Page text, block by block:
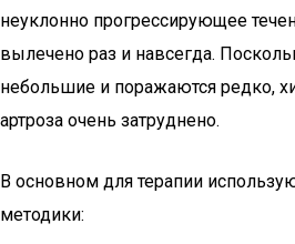
неуклонно прогрессирующее
вылечено раз и навсегда.
небольшие и поражаются редко,
артроза очень затруднено.
В основном для терапии
методики: